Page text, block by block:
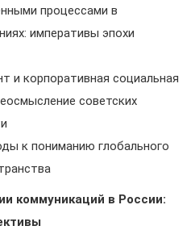
процессами в
императивы эпохи
и корпоративная социальная
советских
к пониманию глобального
коммуникаций в России: